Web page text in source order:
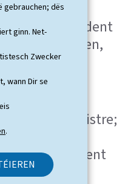
gebrauchen; dës
ginn. Net-
Zwecker
wann Dir se
.
président
Luc Frieden,
Premier ministre;
du Conseil
président